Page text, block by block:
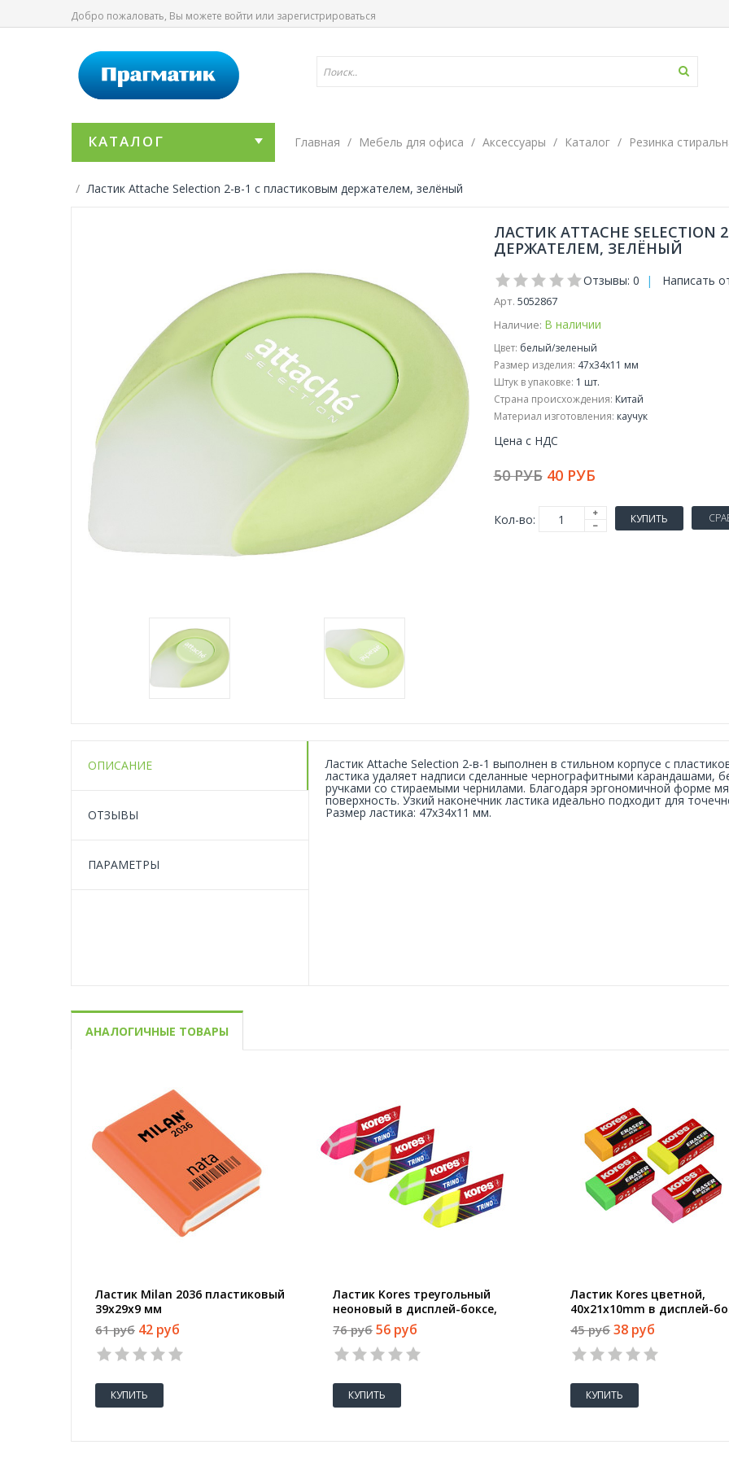
Добро пожаловать, Вы можете войти или зарегистрироваться
КАТАЛОГ Главная Мебель для офиса Аксессуары Каталог Резинка
Ластик Attache Selection 2-в-1 с пластиковым держателем, зелёный
ЛАСТИК ATTACHE
ДЕРЖАТЕЛЕМ, ЗЕЛЁНЫЙ
Отзывы: 0 | Написать
Арт. 5052867
Наличие: В наличии
Цвет: белый/зеленый
Размер изделия: 47x34x11 мм
Штук в упаковке: 1 шт.
Страна происхождения: Китай
Материал изготовления: каучук
Цена с НДС
50 РУБ 40 РУБ
Кол-во: КУПИТЬ
ОПИСАНИЕ
ОТЗЫВЫ
ПАРАМЕТРЫ
Ластик Attache Selection 2-в-1 выполнен в стильном корпусе с
ластика удаляет надписи сделанные чернографитными карандашами,
ручками со стираемыми чернилами. Благодаря эргономичной форме
поверхность. Узкий наконечник ластика идеально подходит для
Размер ластика: 47x34x11 мм.
АНАЛОГИЧНЫЕ ТОВАРЫ
Ластик Milan 2036 пластиковый
39х29х9 мм
61 руб 42 руб
КУПИТЬ
Ластик Kores треугольный
неоновый в дисплей-боксе,
цвет в асс 40503
76 руб 56 руб
КУПИТЬ
Ластик Kores цветной,
40x21x10mm в дисплей-
цвет в асс 40303
45 руб 38 руб
КУПИТЬ